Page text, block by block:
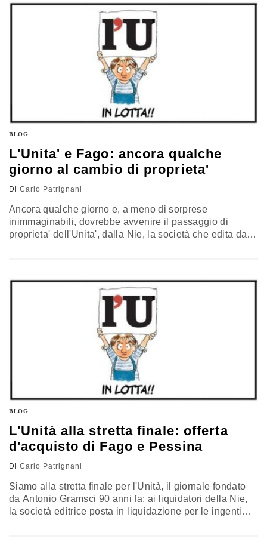
continuero' a lavorare. Quindi l'Unità tornerà a…
BLOG
L'Unita' e Fago: ancora qualche
giorno al cambio di proprieta'
Di Carlo Patrignani
Ancora qualche giorno e, a meno di sorprese
inimmaginabili, dovrebbe avvenire il passaggio di
proprieta' dell'Unita', dalla Nie, la società che edita dal
Nie, messa in liquidazione per le pesanti perdite, 25
BLOG
L'Unità alla stretta finale: offerta
d'acquisto di Fago e Pessina
Di Carlo Patrignani
Siamo alla stretta finale per l'Unità, il giornale fondato
da Antonio Gramsci 90 anni fa: ai liquidatori della Nie,
la società editrice posta in liquidazione per le ingenti